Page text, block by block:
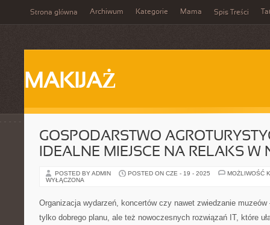
Strona główna Archiwum Kategorie Mama Spis Treści
MAKIJAŻ
GOSPODARSTWO
IDEALNE MIEJSCE NA RELAKS W
POSTED BY ADMIN POSTED ON CZE - 19 - 2025
MOŻLIWOŚĆ
WYŁĄCZONA
Organizacja wydarzeń, koncertów czy nawet zwiedzanie
tylko dobrego planu, ale też nowoczesnych rozwiązań IT, które